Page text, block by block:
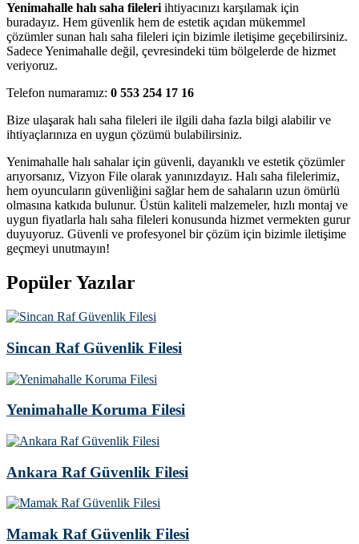
Yenimahalle halı saha fileleri ihtiyacınızı karşılamak için
buradayız. Hem güvenlik hem de estetik açıdan mükemmel
çözümler sunan halı saha fileleri için bizimle iletişime geçebilirsiniz.
Sadece Yenimahalle değil, çevresindeki tüm bölgelerde de hizmet
veriyoruz.
Telefon numaramız: 0 553 254 17 16
Bize ulaşarak halı saha fileleri ile ilgili daha fazla bilgi alabilir ve
ihtiyaçlarınıza en uygun çözümü bulabilirsiniz.
Yenimahalle halı sahalar için güvenli, dayanıklı ve estetik çözümler
arıyorsanız, Vizyon File olarak yanınızdayız. Halı saha filelerimiz,
hem oyuncuların güvenliğini sağlar hem de sahaların uzun ömürlü
olmasına katkıda bulunur. Üstün kaliteli malzemeler, hızlı montaj ve
uygun fiyatlarla halı saha fileleri konusunda hizmet vermekten gurur
duyuyoruz. Güvenli ve profesyonel bir çözüm için bizimle iletişime
geçmeyi unutmayın!
Popüler Yazılar
Sincan Raf Güvenlik Filesi
Yenimahalle Koruma Filesi
Ankara Raf Güvenlik Filesi
Mamak Raf Güvenlik Filesi